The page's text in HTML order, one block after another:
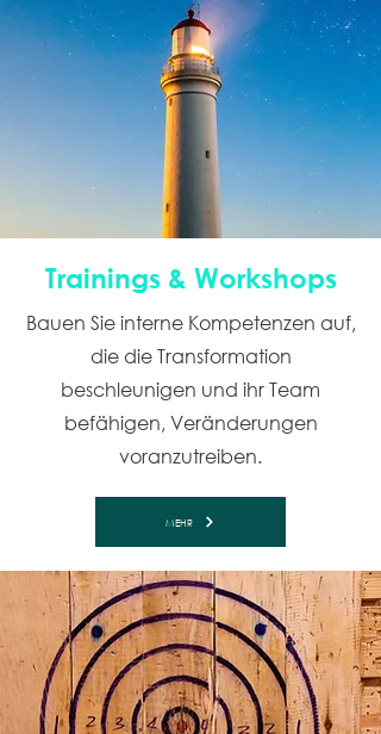
Trainings & Workshops
Bauen Sie interne Kompetenzen auf,
die die Transformation
beschleunigen und ihr Team
befähigen, Veränderungen
voranzutreiben.
MEHR